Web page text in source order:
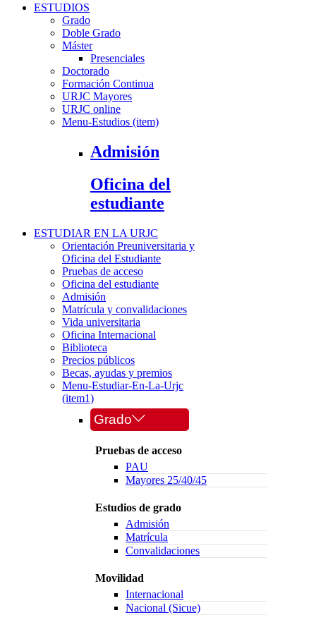
ESTUDIOS
Grado
Doble Grado
Máster
Presenciales
Doctorado
Formación Continua
URJC Mayores
URJC online
Menu-Estudios (item)
Admisión
Oficina del
estudiante
ESTUDIAR EN LA URJC
Orientación Preuniversitaria y
Oficina del Estudiante
Pruebas de acceso
Oficina del estudiante
Admisión
Matrícula y convalidaciones
Vida universitaria
Oficina Internacional
Biblioteca
Precios públicos
Becas, ayudas y premios
Menu-Estudiar-En-La-Urjc
(item1)
Grado
Pruebas de acceso
PAU
Mayores 25/40/45
Estudios de grado
Admisión
Matrícula
Convalidaciones
Movilidad
Internacional
Nacional (Sicue)